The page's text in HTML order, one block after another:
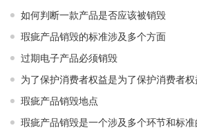
如何判断一款产品是否应该被销毁
瑕疵产品销毁的标准涉及多个方面
过期电子产品必须销毁
为了保护消费者权益是为了保护消费者权
瑕疵产品销毁地点
瑕疵产品销毁是一个涉及多个环节和标